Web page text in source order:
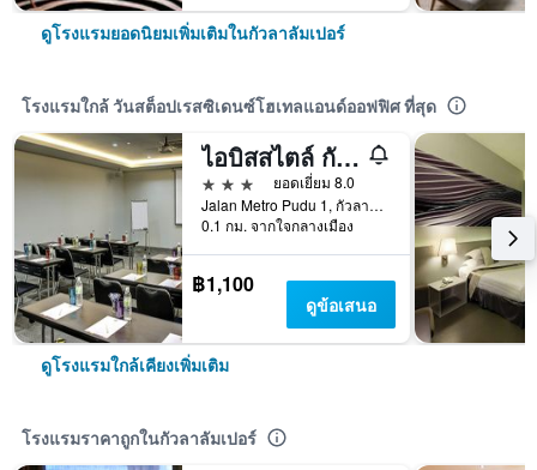
ดูโรงแรมยอดนิยมเพิ่มเติมในกัวลาลัมเปอร์
โรงแรมใกล้ วันสต็อปเรสซิเดนซ์โฮเทลแอนด์ออฟฟิศ ที่สุด
ไอบิสสไตล์ กัวลาลัมเปอร์ อุทยานธุรกิจเฟรเซอร์
3 ดาว
ยอดเยี่ยม 8.0
Jalan Metro Pudu 1, กัวลาลัมเปอร์, มาเลเซีย
0.1 กม. จากใจกลางเมือง
฿1,100
ดูข้อเสนอ
ดูโรงแรมใกล้เคียงเพิ่มเติม
โรงแรมราคาถูกในกัวลาลัมเปอร์